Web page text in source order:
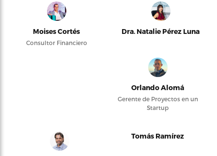
Moises Cortés
Consultor Financiero
Dra. Natalie Pérez Luna
Orlando Alomá
Gerente de Proyectos en un
Startup
Tomás Ramírez